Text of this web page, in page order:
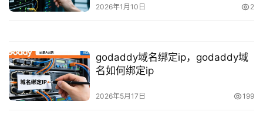
2026年1月10日 2
godaddy域名绑定ip，godaddy域
名如何绑定ip
2026年5月17日 199